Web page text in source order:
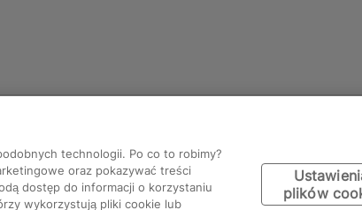
technologii. Po co to robimy?
oraz pokazywać treści
dostęp do informacji o korzystaniu
wykorzystują pliki cookie lub
plików